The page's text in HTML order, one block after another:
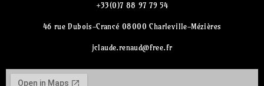
+33(0)7 88 97 79 54
46 rue Dubois-Crancé 08000 Charleville-Mézières
jclaude.renaud@free.fr